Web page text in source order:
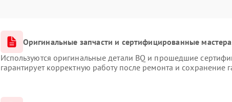
Оригинальные запчасти и сертифицированные мастера
Используются оригинальные детали BQ и прошедшие
гарантирует корректную работу после ремонта и сохранение